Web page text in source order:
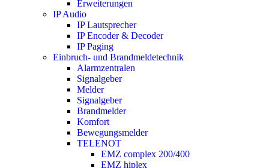
Erweiterungen
IP Audio
IP Lautsprecher
IP Encoder & Decoder
IP Paging
Einbruch- und Brandmeldetechnik
Alarmzentralen
Signalgeber
Melder
Signalgeber
Brandmelder
Komfort
Bewegungsmelder
TELENOT
EMZ complex 200/400
EMZ hiplex